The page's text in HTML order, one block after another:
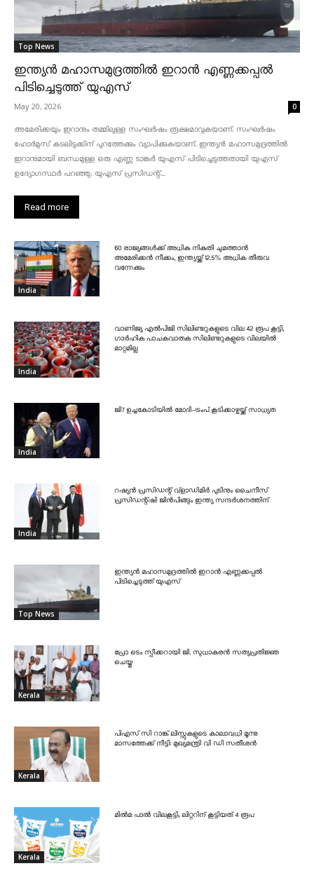
Top News
ഇന്ത്യൻ മഹാസമുദ്രത്തിൽ ഇറാൻ എണ്ണക്കപ്പൽ
പിടിച്ചെടുത്ത് യുഎസ്
May 20, 2026 0
അമേരിക്കയും ഇറാനും തമ്മിലുള്ള സംഘർഷം രൂക്ഷമാവുകയാണ്. സംഘർഷം
ഹോർമുസ് കടലിടുക്കിന് പുറത്തേക്കും വ്യാപിക്കുകയാണ്. ഇന്ത്യൻ മഹാസമുദ്രത്തിൽ
ഇറാനുമായി ബന്ധമുള്ള ഒരു എണ്ണ ടാങ്കർ യുഎസ് പിടിച്ചെടുത്തതായി യുഎസ്
ഉദ്യോഗസ്ഥർ പറഞ്ഞു. യുഎസ് പ്രസിഡന്റ്...
Read more
India
60 രാജ്യങ്ങൾക്ക് അധിക നികുതി ചുമത്താൻ
അമേരിക്കൻ നീക്കം, ഇന്ത്യയ്ക്ക് 12.5% അധിക തീരുവ
വന്നേക്കും
India
വാണിജ്യ എൽപിജി സിലിണ്ടറുകളുടെ വില 42 രൂപ കൂട്ടി,
ഗാർഹിക പാചകവാതക സിലിണ്ടറുകളുടെ വിലയിൽ
മാറ്റമില്ല
India
ജി7 ഉച്ചകോടിയിൽ മോദി-ട്രംപ് കൂടിക്കാഴ്ചയ്ക്ക് സാധ്യത
India
റഷ്യൻ പ്രസിഡന്റ് വ്‌ളാഡിമിർ പുടിനും ചൈനീസ്
പ്രസിഡന്റ്ഷി ജിൻപിങ്ങും ഇന്ത്യ സന്ദർശനത്തിന്
Top News
ഇന്ത്യൻ മഹാസമുദ്രത്തിൽ ഇറാൻ എണ്ണക്കപ്പൽ
പിടിച്ചെടുത്ത് യുഎസ്
Kerala
പ്രോ ടെം സ്പീക്കറായി ജി. സുധാകരൻ സത്യപ്രതിജ്ഞ
ചെയ്തു
Kerala
പിഎസ് സി റാങ്ക് ലിസ്റ്റുകളുടെ കാലാവധി മൂന്നു
മാസത്തേക്ക് നീട്ടി: മുഖ്യമന്ത്രി വി ഡി സതീശൻ
Kerala
മിൽമ പാൽ വിലകൂട്ടി; ലിറ്ററിന് കൂട്ടിയത് 4 രൂപ